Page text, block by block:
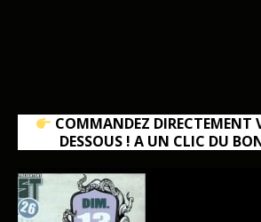
COMMANDEZ DIRECTEMENT
DESSOUS ! A UN CLIC DU